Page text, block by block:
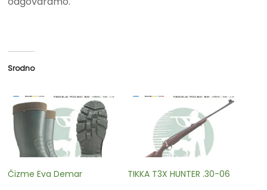
Srodno
Čizme Eva Demar
TIKKA T3X HUNTER .30-06